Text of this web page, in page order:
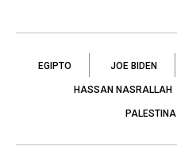
EGIPTO JOE BIDEN
HASSAN NASRALLAH
PALESTINA